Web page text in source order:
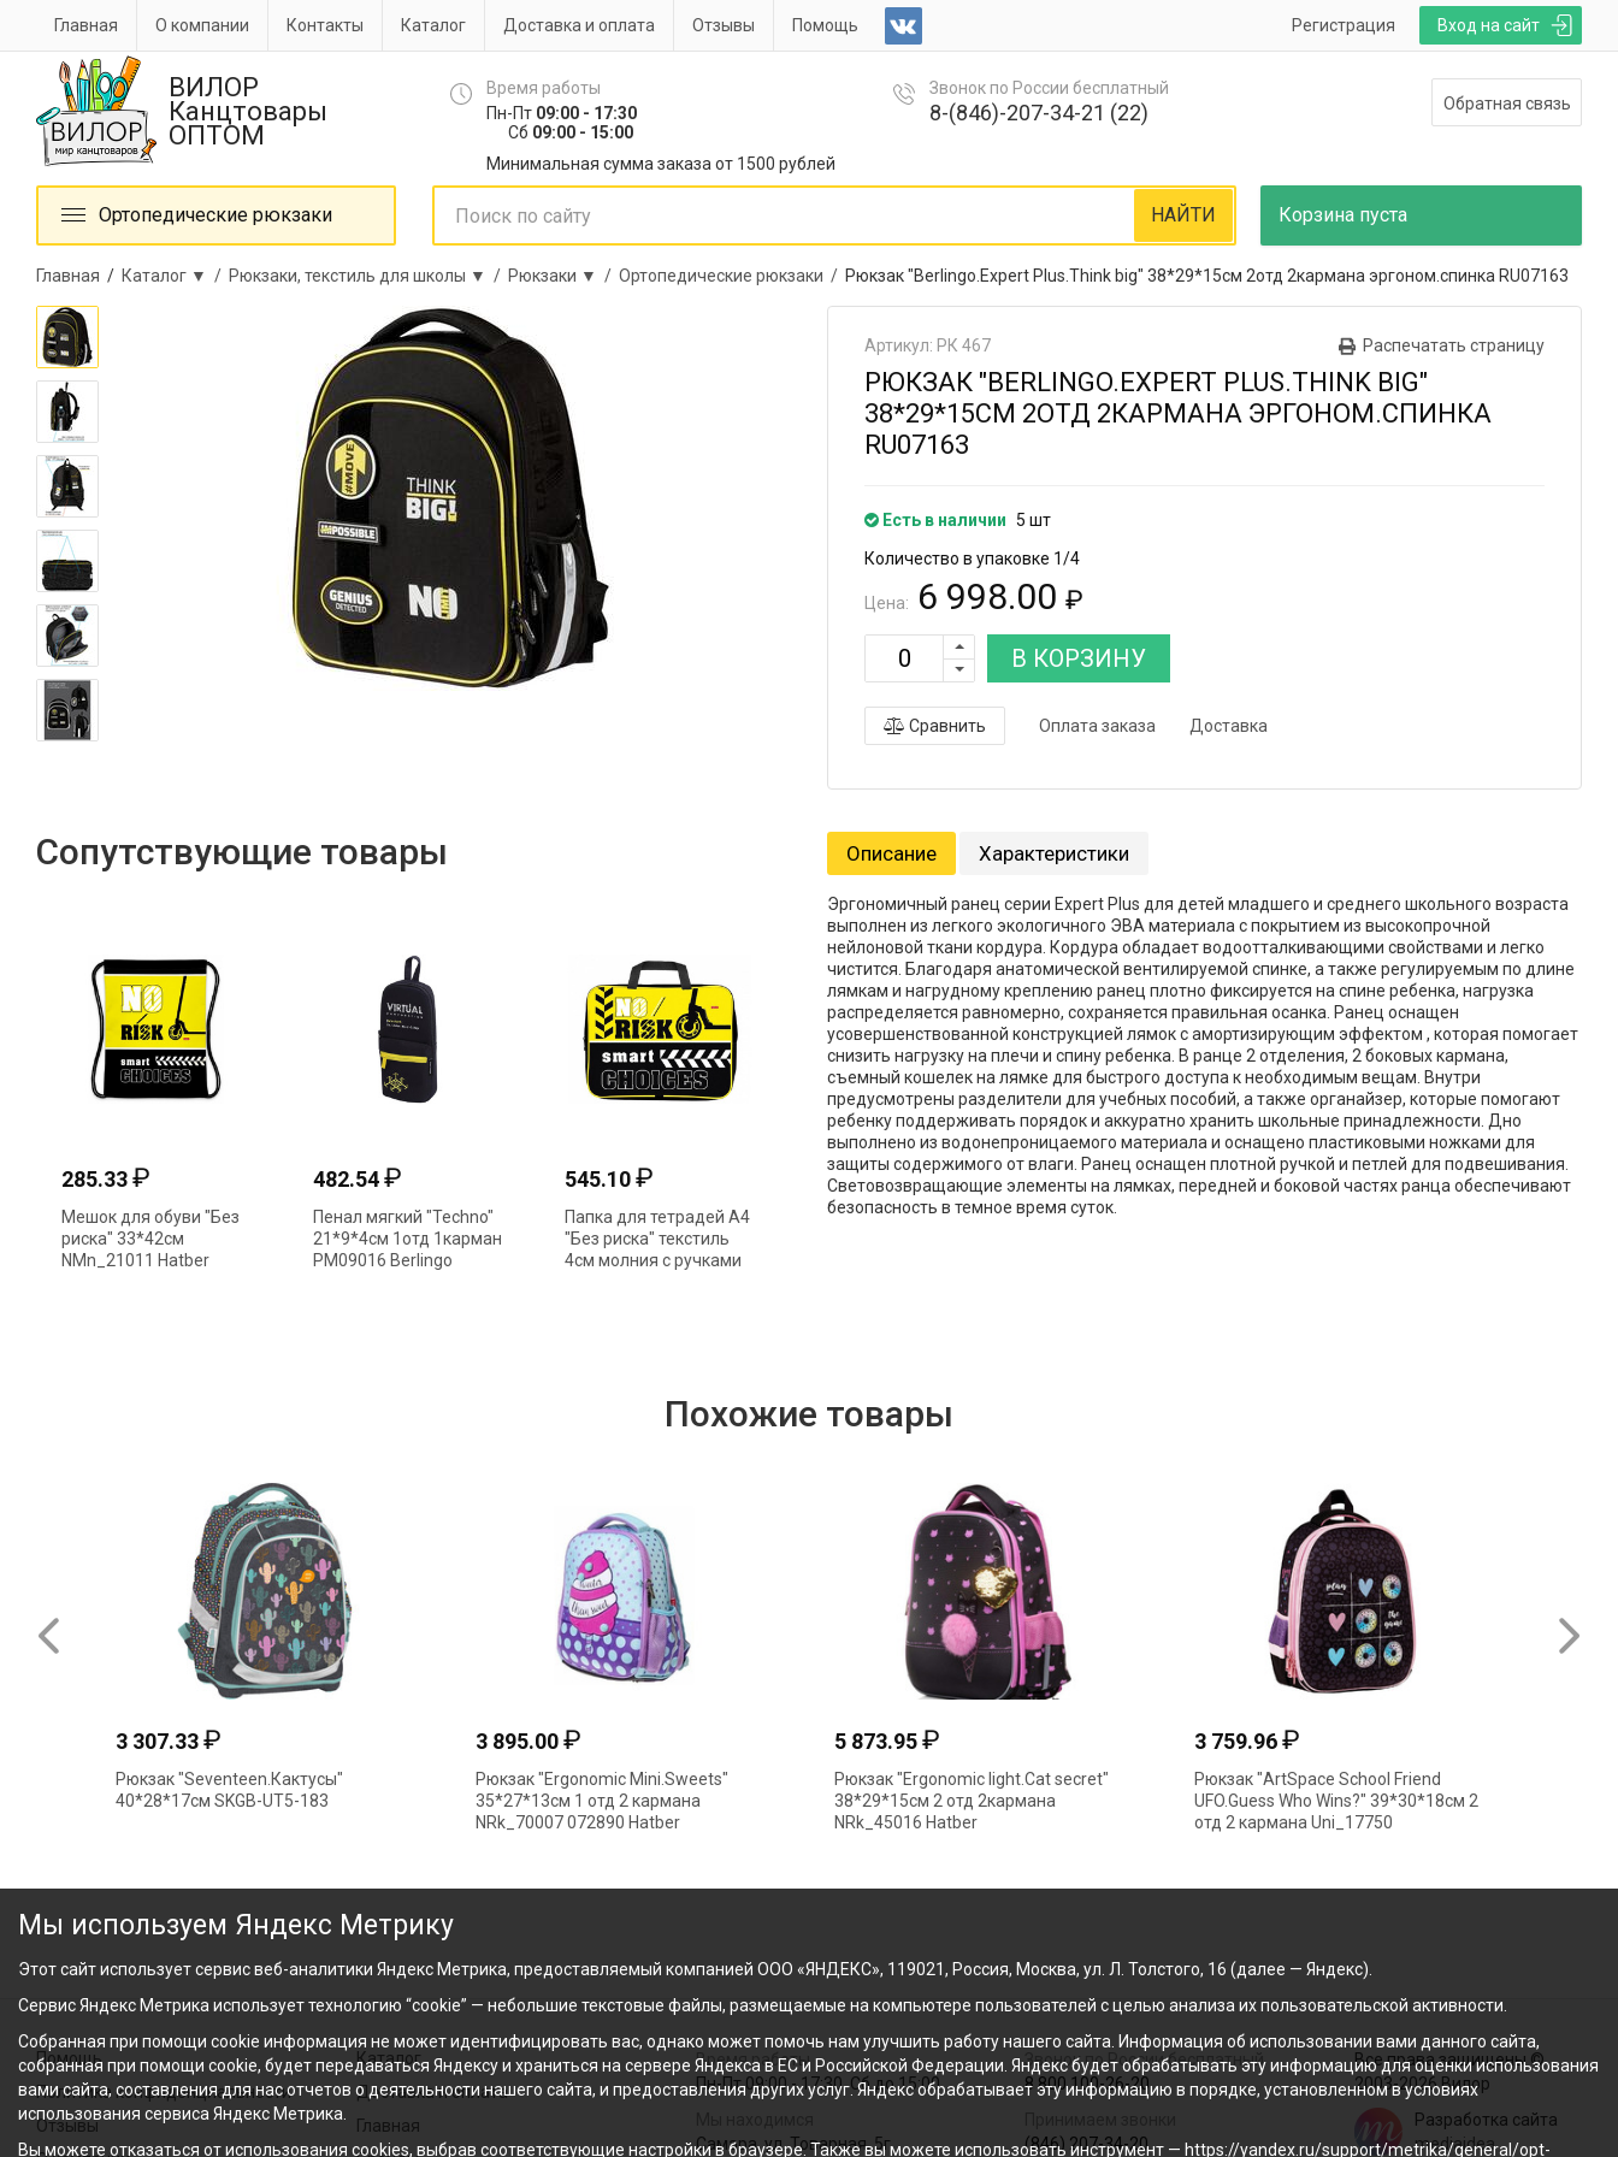
Вход на сайт
Регистрация
Главная О компании Контакты Каталог Доставка и оплата Отзывы Помощь
ВИЛОР
Канцтовары
ОПТОМ
Время работы
Пн-Пт 09:00 - 17:30
Сб 09:00 - 15:00
Минимальная сумма заказа от 1500 рублей
Звонок по России бесплатный
8-(846)-207-34-21 (22) Обратная связь
Ортопедические рюкзаки Корзина пуста
НАЙТИ
Главная / Каталог ▼ / Рюкзаки, текстиль для школы ▼ / Рюкзаки ▼ / Ортопедические рюкзаки / Рюкзак "Berlingo.Expert Plus.Think big" 38*29*15см 2отд 2кармана эргоном.спинка RU07163
Распечатать страницу
Артикул: РК 467
РЮКЗАК "BERLINGO.EXPERT PLUS.THINK BIG"
38*29*15СМ 2ОТД 2КАРМАНА ЭРГОНОМ.СПИНКА
RU07163
Есть в наличии
5 шт
Количество в упаковке 1/4
Цена: 6 998.00 ₽
В КОРЗИНУ
Сравнить Оплата заказа Доставка
Сопутствующие товары
285.33₽
Мешок для обуви "Без
риска" 33*42см
NMn_21011 Hatber
482.54₽
Пенал мягкий "Techno"
21*9*4см 1отд 1карман
PM09016 Berlingo
545.10₽
Папка для тетрадей А4
"Без риска" текстиль
4см молния с ручками
Описание Характеристики
Эргономичный ранец серии Expert Plus для детей младшего и среднего школьного возраста
выполнен из легкого экологичного ЭВА материала с покрытием из высокопрочной
нейлоновой ткани кордура. Кордура обладает водоотталкивающими свойствами и легко
чистится. Благодаря анатомической вентилируемой спинке, а также регулируемым по длине
лямкам и нагрудному креплению ранец плотно фиксируется на спине ребенка, нагрузка
распределяется равномерно, сохраняется правильная осанка. Ранец оснащен
усовершенствованной конструкцией лямок с амортизирующим эффектом , которая помогает
снизить нагрузку на плечи и спину ребенка. В ранце 2 отделения, 2 боковых кармана,
съемный кошелек на лямке для быстрого доступа к необходимым вещам. Внутри
предусмотрены разделители для учебных пособий, а также органайзер, которые помогают
ребенку поддерживать порядок и аккуратно хранить школьные принадлежности. Дно
выполнено из водонепроницаемого материала и оснащено пластиковыми ножками для
защиты содержимого от влаги. Ранец оснащен плотной ручкой и петлей для подвешивания.
Световозвращающие элементы на лямках, передней и боковой частях ранца обеспечивают
безопасность в темное время суток.
Похожие товары
3 307.33₽
Рюкзак "Seventeen.Кактусы"
40*28*17см SKGB-UT5-183
3 895.00₽
Рюкзак "Ergonomic Mini.Sweets"
35*27*13см 1 отд 2 кармана
NRk_70007 072890 Hatber
5 873.95₽
Рюкзак "Ergonomic light.Cat secret"
38*29*15см 2 отд 2кармана
NRk_45016 Hatber
3 759.96₽
Рюкзак "ArtSpace School Friend
UFO.Guess Who Wins?" 39*30*18см 2
отд 2 кармана Uni_17750
Помощь
Политика конфиденциальности
Отзывы
Каталог
Доставка и оплата
Главная
Время работы
Пн-Пт 09:00 - 17:30, Сб до 15:00
Самара, ул. Товарная, 5г
Звонок по России бесплатный
8 800 100-26-20
(846) 207-34-20
Все права защищены ©
2003-2026 Вилор
Разработка сайта
mediaidea
Мы используем Яндекс Метрику
Этот сайт использует сервис веб-аналитики Яндекс Метрика, предоставляемый компанией ООО «ЯНДЕКС», 119021, Россия, Москва, ул. Л. Толстого, 16 (далее — Яндекс).
Сервис Яндекс Метрика использует технологию “cookie” — небольшие текстовые файлы, размещаемые на компьютере пользователей с целью анализа их пользовательской активности.
Собранная при помощи cookie информация не может идентифицировать вас, однако может помочь нам улучшить работу нашего сайта. Информация об использовании вами данного сайта,
собранная при помощи cookie, будет передаваться Яндексу и храниться на сервере Яндекса в ЕС и Российской Федерации. Яндекс будет обрабатывать эту информацию для оценки использования
вами сайта, составления для нас отчетов о деятельности нашего сайта, и предоставления других услуг. Яндекс обрабатывает эту информацию в порядке, установленном в условиях
использования сервиса Яндекс Метрика.
Вы можете отказаться от использования cookies, выбрав соответствующие настройки в браузере. Также вы можете использовать инструмент — https://yandex.ru/support/metrika/general/opt-